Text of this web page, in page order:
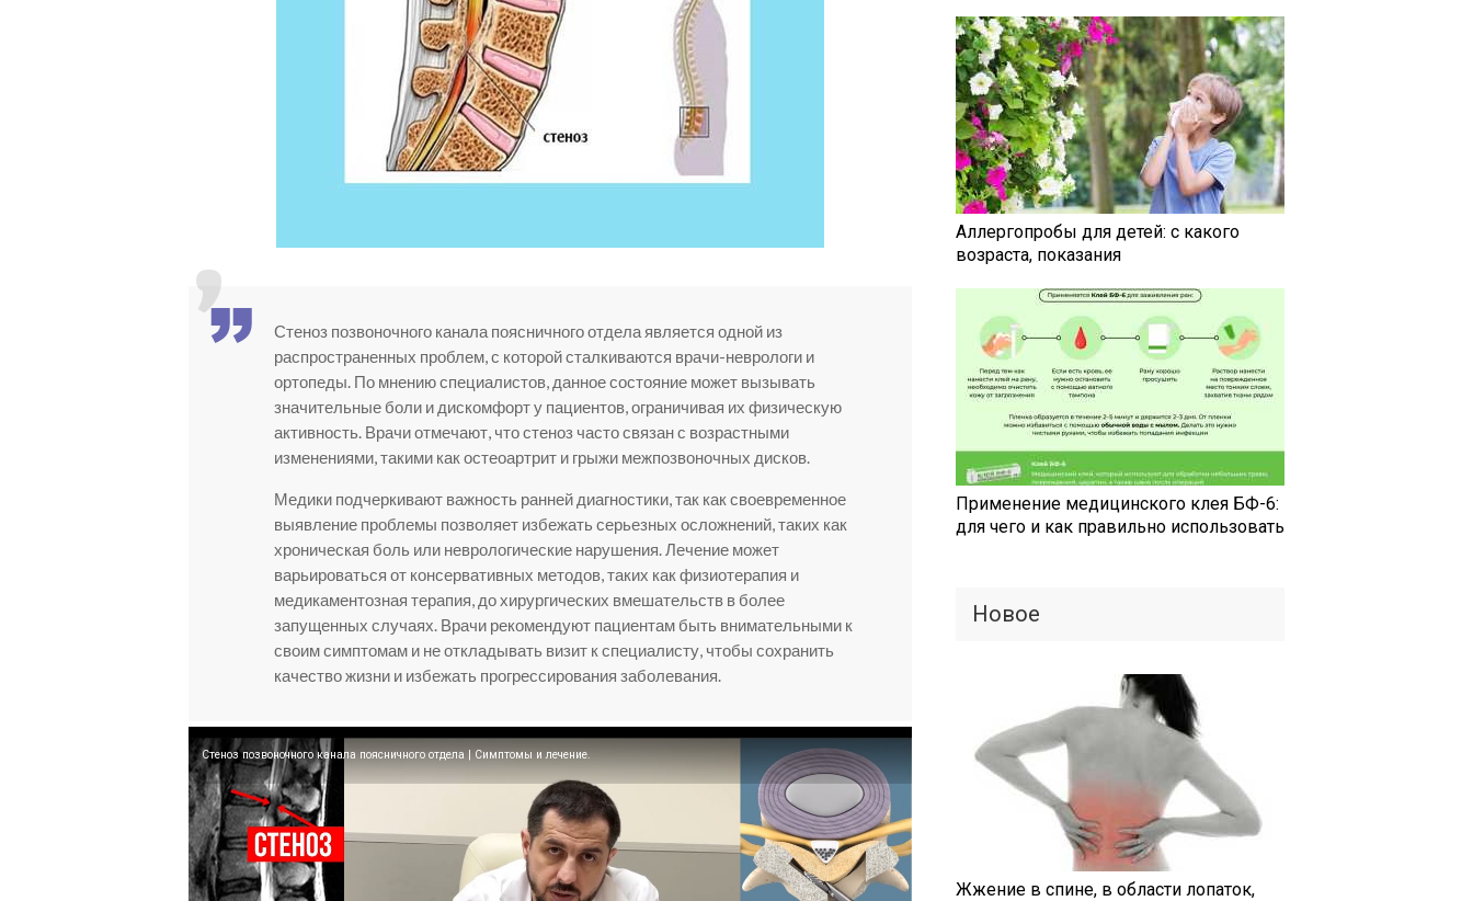
Стеноз позвоночного канала поясничного отдела является одной из
распространенных проблем, с которой сталкиваются врачи-неврологи и
ортопеды. По мнению специалистов, данное состояние может вызывать
значительные боли и дискомфорт у пациентов, ограничивая их физическую
активность. Врачи отмечают, что стеноз часто связан с возрастными
изменениями, такими как остеоартрит и грыжи межпозвоночных дисков.
Медики подчеркивают важность ранней диагностики, так как своевременное
выявление проблемы позволяет избежать серьезных осложнений, таких как
хроническая боль или неврологические нарушения. Лечение может
варьироваться от консервативных методов, таких как физиотерапия и
медикаментозная терапия, до хирургических вмешательств в более
запущенных случаях. Врачи рекомендуют пациентам быть внимательными к
своим симптомам и не откладывать визит к специалисту, чтобы сохранить
качество жизни и избежать прогрессирования заболевания.
Стеноз позвоночного канала поясничного отдела | Cимптомы и лечение.
Аллергопробы для детей: с какого
возраста, показания
Применение медицинского клея БФ-6:
для чего и как правильно использовать
Новое
Жжение в спине, в области лопаток,